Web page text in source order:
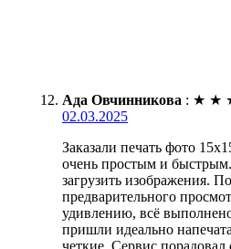
Ада Овчинникова : ★ ★
02.03.2025
Заказали печать фото
очень простым и
загрузить изображения.
предварительного
удивлению, всё
пришли идеально
четкие. Сервис